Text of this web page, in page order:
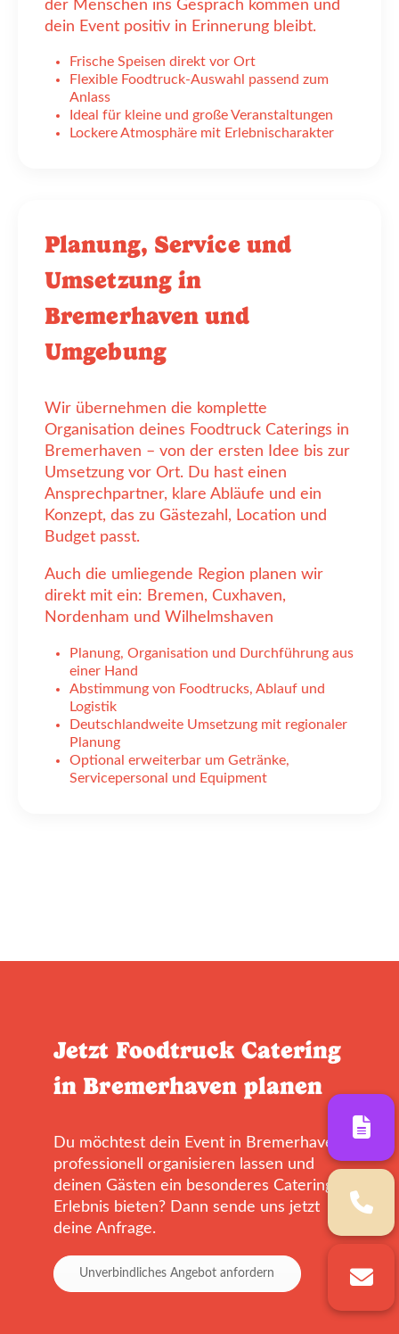
der Menschen ins Gespräch kommen und
dein Event positiv in Erinnerung bleibt.
Frische Speisen direkt vor Ort
Flexible Foodtruck-Auswahl passend zum
Anlass
Ideal für kleine und große Veranstaltungen
Lockere Atmosphäre mit Erlebnischarakter
Planung, Service und
Umsetzung in
Bremerhaven und
Umgebung
Wir übernehmen die komplette
Organisation deines Foodtruck Caterings in
Bremerhaven – von der ersten Idee bis zur
Umsetzung vor Ort. Du hast einen
Ansprechpartner, klare Abläufe und ein
Konzept, das zu Gästezahl, Location und
Budget passt.
Auch die umliegende Region planen wir
direkt mit ein: Bremen, Cuxhaven,
Nordenham und Wilhelmshaven
Planung, Organisation und Durchführung aus
einer Hand
Abstimmung von Foodtrucks, Ablauf und
Logistik
Deutschlandweite Umsetzung mit regionaler
Planung
Optional erweiterbar um Getränke,
Servicepersonal und Equipment
Jetzt Foodtruck Catering
in Bremerhaven planen
Du möchtest dein Event in Bremerhaven
professionell organisieren lassen und
deinen Gästen ein besonderes Catering-
Erlebnis bieten? Dann sende uns jetzt
deine Anfrage.
Unverbindliches Angebot anfordern